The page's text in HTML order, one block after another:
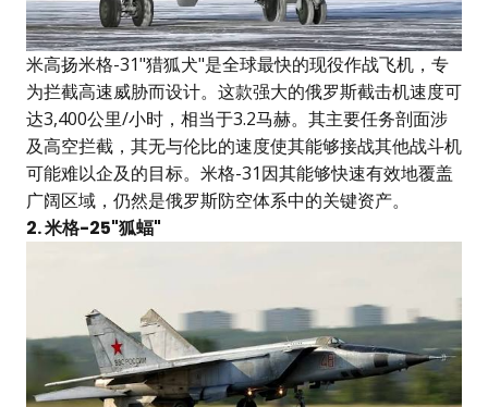
米高扬米格-31"猎狐犬"是全球最快的现役作战飞机，专
为拦截高速威胁而设计。这款强大的俄罗斯截击机速度可
达3,400公里/小时，相当于3.2马赫。其主要任务剖面涉
及高空拦截，其无与伦比的速度使其能够接战其他战斗机
可能难以企及的目标。米格-31因其能够快速有效地覆盖
广阔区域，仍然是俄罗斯防空体系中的关键资产。
2. 米格-25"狐蝠"